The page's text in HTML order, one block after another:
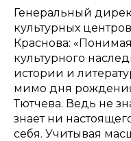
Генеральный
культурных
Краснова:
культурного
истории и
мимо дня
Тютчева. Ведь не
знает ни
себя. Учитывая